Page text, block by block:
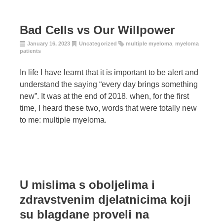
Bad Cells vs Our Willpower
January 16, 2023 Uncategorized multiple myeloma myeloma
patients
In life I have learnt that it is important to be alert and
understand the saying “every day brings something
new”. It was at the end of 2018. when, for the first
time, I heard these two, words that were totally new
to me: multiple myeloma.
U mislima s oboljelima i
zdravstvenim djelatnicima koji
su blagdane proveli na